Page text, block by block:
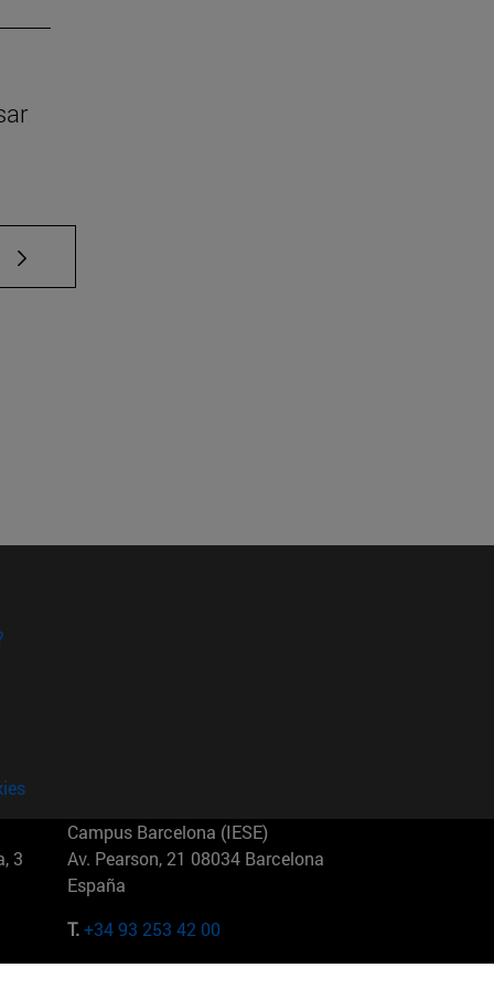
TAB para desplazarse.
3
Campus Barcelona (IESE)
Av. Pearson, 21 08034 Barcelona
España
T.+34 93 253 42 00